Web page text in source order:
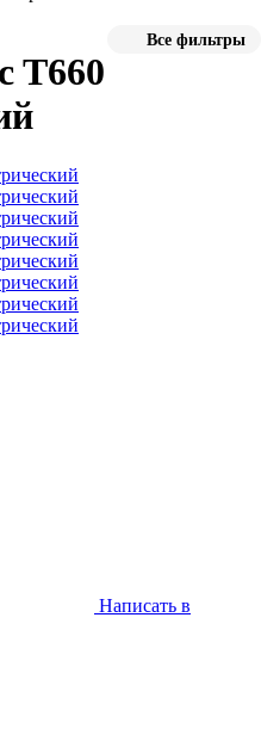
Все фильтры
T660
Написать в